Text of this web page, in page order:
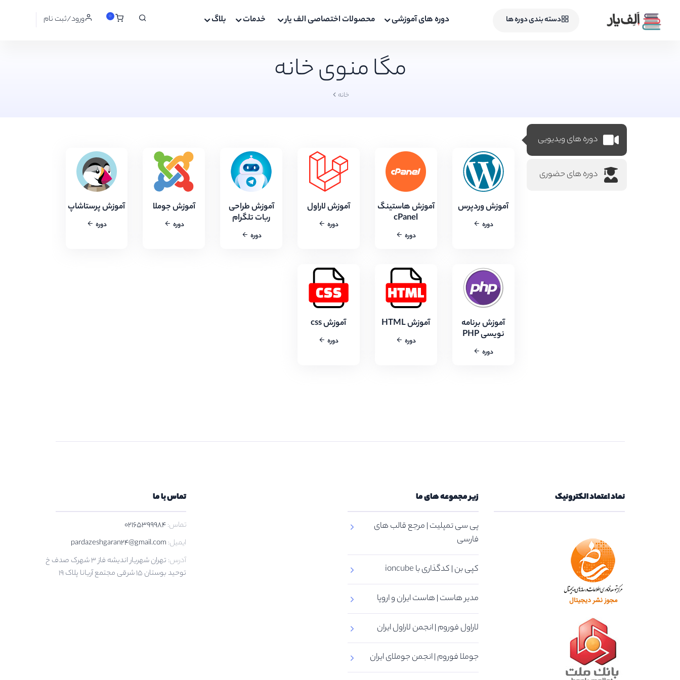
دسته بندی دوره ها دوره های آموزشی محصولات اختصاصی الف یار خدمات بلاگ 0 ورود/ثبت نام
مگا منوی خانه
خانه
دوره های ویدیویی
دوره های حضوری
آموزش وردپرس
دوره
آموزش هاستینگ
cPanel
دوره
آموزش لاراول
دوره
آموزش طراحی
ربات تلگرام
دوره
آموزش جوملا
دوره
آموزش پرستاشاپ
دوره
آموزش برنامه
نویسی PHP
دوره
آموزش HTML
دوره
آموزش css
دوره
نماد اعتماد الکترونیک زیر مجموعه های ما
پی سی تمپلیت | مرجع قالب های
فارسی
کپی بن | کدگذاری با ioncube
مدیر هاست | هاست ایران و اروپا
لاراول فوروم | انجمن لاراول ایران
جوملا فوروم | انجمن جوملای ایران
تماس با ما
تماس:02165399984
ایمیل: pardazeshgaran24@gmail.com
آدرس:
تهران شهریار اندیشه فاز 3 شهرک صدف خ
توحید بوستان 15 شرقی مجتمع آریانا پلاک 19